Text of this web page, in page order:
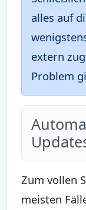
alles auf
extern
Problem
Zum vollen
meisten